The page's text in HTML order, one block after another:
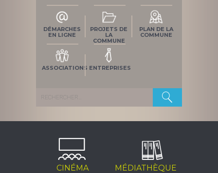
DÉMARCHES
EN LIGNE
PROJETS DE
LA
COMMUNE
PLAN DE LA
COMMUNE
ASSOCIATIONS ENTREPRISES
Rechercher :
CINÉMA
MÉDIATHÈQUE